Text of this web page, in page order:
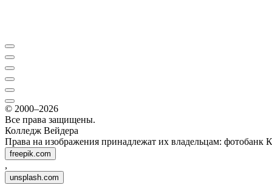
© 2000–2026
Все права защищены.
Колледж Вейдера
Права на изображения принадлежат их владельцам: фотобанк
freepik.com
,
unsplash.com